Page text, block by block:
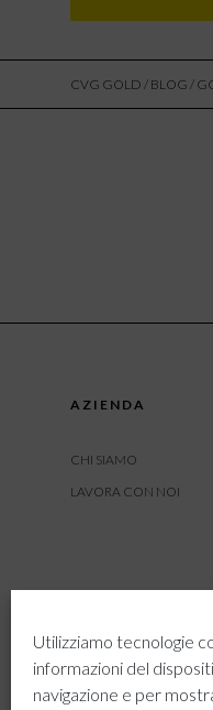
Utilizziamo tecnologie
informazioni del
navigazione e per
CVG GOLD / BLOG /
AZIENDA
CHI SIAMO
LAVORA CON NOI